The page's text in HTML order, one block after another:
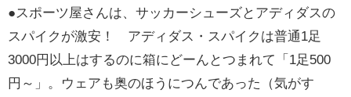
●スポーツ屋さんは、サッカーシューズとアディダスの
スパイクが激安！ アディダス・スパイクは普通1足
3000円以上はするのに箱にどーんとつまれて「1足500
円～」。ウェアも奥のほうにつんであった（気がす